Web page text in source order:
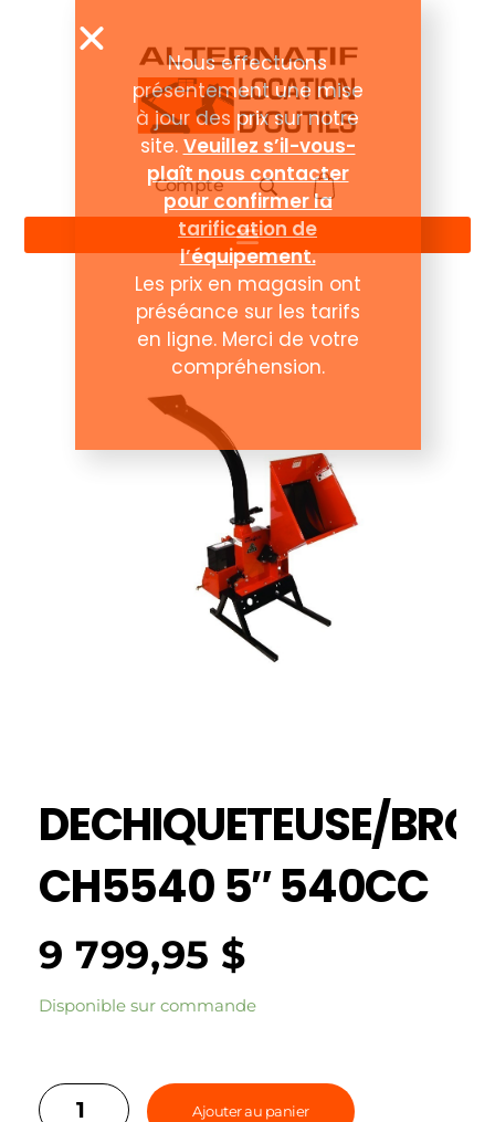
Compte
DECHIQUETEUSE/
CH5540 5″ 540CC
9 799,95 $
Disponible sur commande
Ajouter au panier